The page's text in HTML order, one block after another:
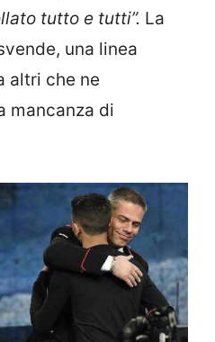
tutto e tutti”. La
una linea
altri che ne
mancanza di